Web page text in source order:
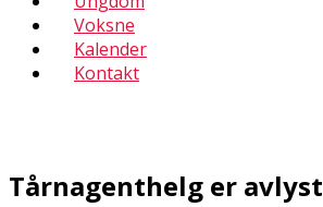
Voksne
Kalender
Kontakt
Tårnagenthelg er avlyst